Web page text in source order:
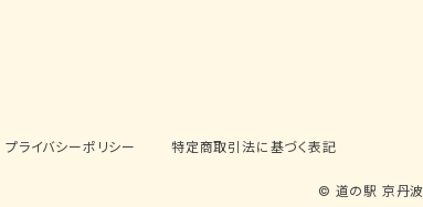
プライバシーポリシー 特定商取引法に基づく表記
© 道の駅 京丹波